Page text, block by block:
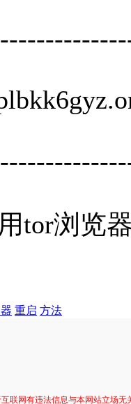
tor浏览
重启 方法
联网有违法信息与本网站立场无